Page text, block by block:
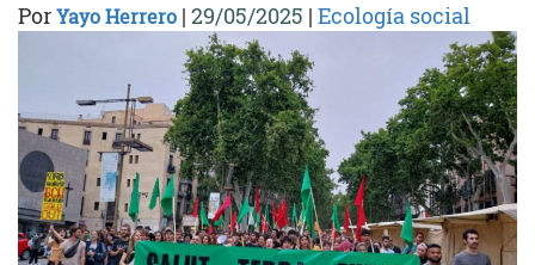
PorYayo Herrero | 29/05/2025 | Ecología social